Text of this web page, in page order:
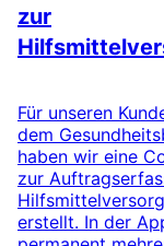
zur
Für unseren
dem
haben wir eine
zur
erstellt. In der